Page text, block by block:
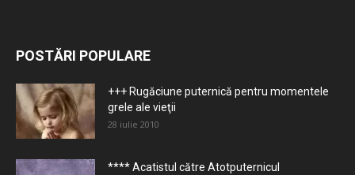
POSTĂRI POPULARE
+++ Rugăciune puternică pentru momentele
grele ale vieţii
28 iulie 2010
**** Acatistul către Atotputernicul